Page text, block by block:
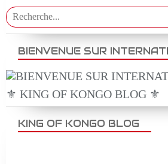
BIENVENUE SUR
⚜️ KING OF KONGO BLOG ⚜️
KING OF KONGO BLOG